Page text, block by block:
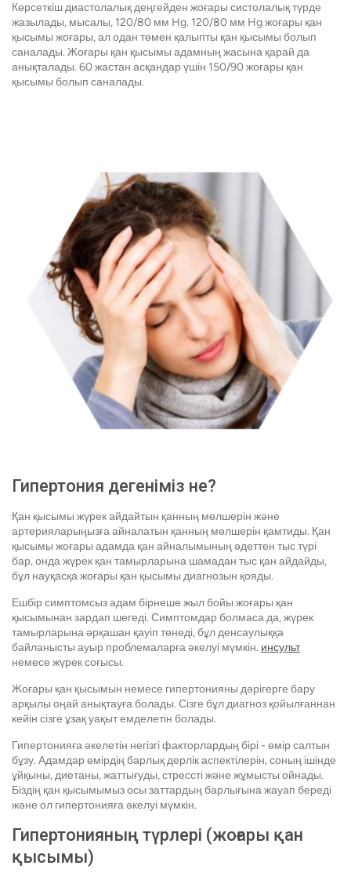
Көрсеткіш диастолалық деңгейден жоғары систолалық түрде
жазылады, мысалы, 120/80 мм Hg. 120/80 мм Hg жоғары қан
қысымы жоғары, ал одан төмен қалыпты қан қысымы болып
саналады. Жоғары қан қысымы адамның жасына қарай да
анықталады. 60 жастан асқандар үшін 150/90 жоғары қан
қысымы болып саналады.
Гипертония дегеніміз не?
Қан қысымы жүрек айдайтын қанның мөлшерін және
артерияларыңызға айналатын қанның мөлшерін қамтиды. Қан
қысымы жоғары адамда қан айналымының әдеттен тыс түрі
бар, онда жүрек қан тамырларына шамадан тыс қан айдайды,
бұл науқасқа жоғары қан қысымы диагнозын қояды.
Ешбір симптомсыз адам бірнеше жыл бойы жоғары қан
қысымынан зардап шегеді. Симптомдар болмаса да, жүрек
тамырларына әрқашан қауіп төнеді, бұл денсаулыққа
байланысты ауыр проблемаларға әкелуі мүмкін. инсульт
немесе жүрек соғысы.
Жоғары қан қысымын немесе гипертонияны дәрігерге бару
арқылы оңай анықтауға болады. Сізге бұл диагноз қойылғаннан
кейін сізге ұзақ уақыт емделетін болады.
Гипертонияға әкелетін негізгі факторлардың бірі - өмір салтын
бұзу. Адамдар өмірдің барлық дерлік аспектілерін, соның ішінде
ұйқыны, диетаны, жаттығуды, стрессті және жұмысты ойнады.
Біздің қан қысымымыз осы заттардың барлығына жауап береді
және ол гипертонияға әкелуі мүмкін.
Гипертонияның түрлері (жоғары қан
қысымы)